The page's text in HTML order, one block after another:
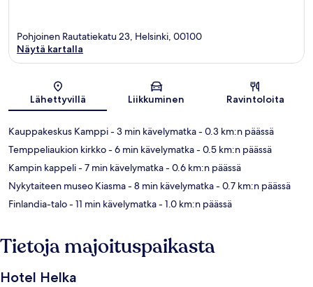
Kartta
Pohjoinen Rautatiekatu 23, Helsinki, 00100
Näytä kartalla
Lähettyvillä Liikkuminen Ravintoloita
Kauppakeskus Kamppi- 3 min kävelymatka- 0.3 km:n päässä
Temppeliaukion kirkko- 6 min kävelymatka- 0.5 km:n päässä
Kampin kappeli- 7 min kävelymatka- 0.6 km:n päässä
Nykytaiteen museo Kiasma- 8 min kävelymatka- 0.7 km:n päässä
Finlandia-talo- 11 min kävelymatka- 1.0 km:n päässä
Tietoja majoituspaikasta
Hotel Helka